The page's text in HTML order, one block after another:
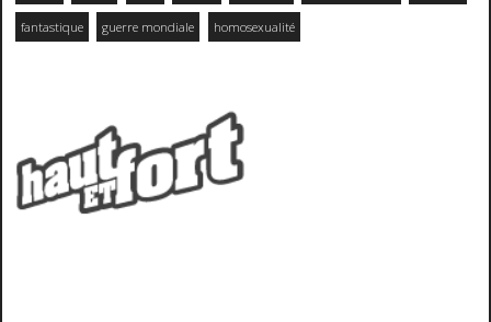
fantastique guerre mondiale homosexualité